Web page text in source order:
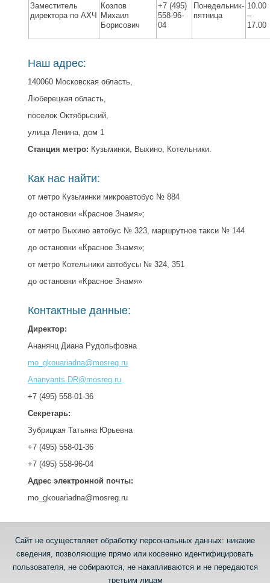
Заместитель
директора по АХЧ
Козлов
Михаил
Борисович
+7 (495)
558-96-
04
Понедельник-
пятница
10.00
–
17.00
Наш адрес:
140060 Московская область,
Люберецкая область,
поселок Октябрьский,
улица Ленина, дом 1
Станция метро: Кузьминки, Выхино, Котельники.
Как нас найти:
от метро Кузьминки микроавтобус № 884
до остановки «Красное Знамя»;
от метро Выхино автобус № 323, маршрутное такси № 144
до остановки «Красное Знамя»;
от метро Котельники автобусы № 324, 351
до остановки «Красное Знамя»
Контактные данные:
Директор:
Ананянц Диана Рудольфовна
mo_gkouariadna@mosreg.ru
Ananyants.DR@mosreg.ru
+7 (495) 558-01-36
Секретарь:
Зубрицкая Татьяна Юрьевна
+7 (495) 558-01-36
+7 (495) 558-96-04
Адрес электронной почты:
mo_gkouariadna@mosreg.ru
Сайт не осуществляет обработку персональных данных: никакие
сведения, позволяющие прямо или косвенно идентифицировать
пользователя, не собираются, не накапливаются и не передаются
третьим лицам